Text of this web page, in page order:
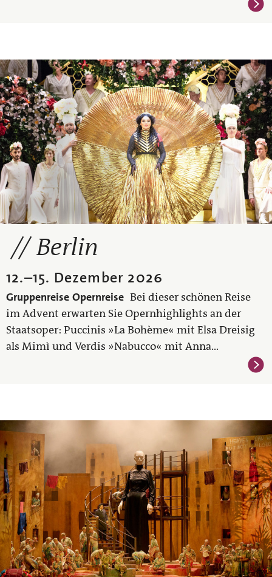
Berlin
12.–15. Dezember 2026
Gruppenreise Opernreise Bei dieser schönen Reise
im Advent erwarten Sie Opernhighlights an der
Staatsoper: Puccinis »La Bohème« mit Elsa Dreisig
als Mimì und Verdis »Nabucco« mit Anna...